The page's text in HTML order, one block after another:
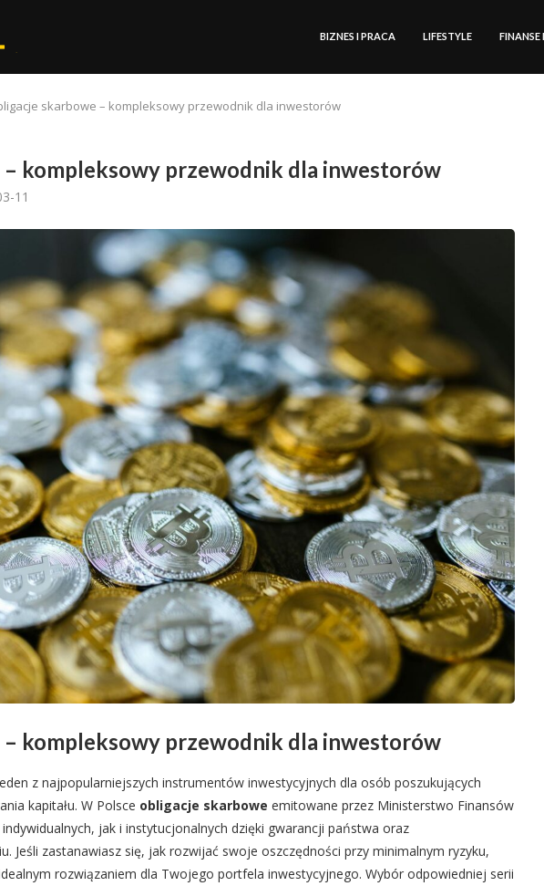
BIZNES I PRACA LIFESTYLE FINANSE
skarbowe – kompleksowy przewodnik dla inwestorów
kompleksowy przewodnik dla inwestorów
11
kompleksowy przewodnik dla inwestorów
z najpopularniejszych instrumentów inwestycyjnych dla osób poszukujących
kapitału. W Polsce obligacje skarbowe emitowane przez Ministerstwo Finansów
jak i instytucjonalnych dzięki gwarancji państwa oraz
Jeśli zastanawiasz się, jak rozwijać swoje oszczędności przy minimalnym ryzyku,
rozwiązaniem dla Twojego portfela inwestycyjnego. Wybór odpowiedniej serii